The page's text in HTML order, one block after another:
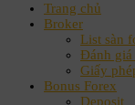
Trang chủ
Broker
List sàn
Đánh giá
Giấy
Bonus Forex
Deposit